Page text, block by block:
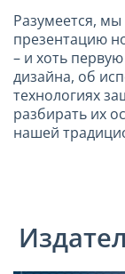
Разумеется,
презентацию
– и хоть
дизайна, об
технологиях
разбирать их
нашей